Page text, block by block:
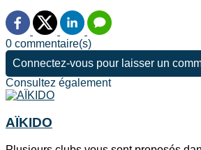
0 commentaire(s)
Connectez-vous pour laisser un
Consultez également
AÏKIDO